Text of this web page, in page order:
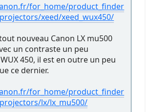
for_home/product_finder
xeed/xeed_wux450/
nouveau Canon LX mu500
un contraste un peu
450, il est en outre un peu
ce dernier.
for_home/product_finder
lx/lx_mu500/